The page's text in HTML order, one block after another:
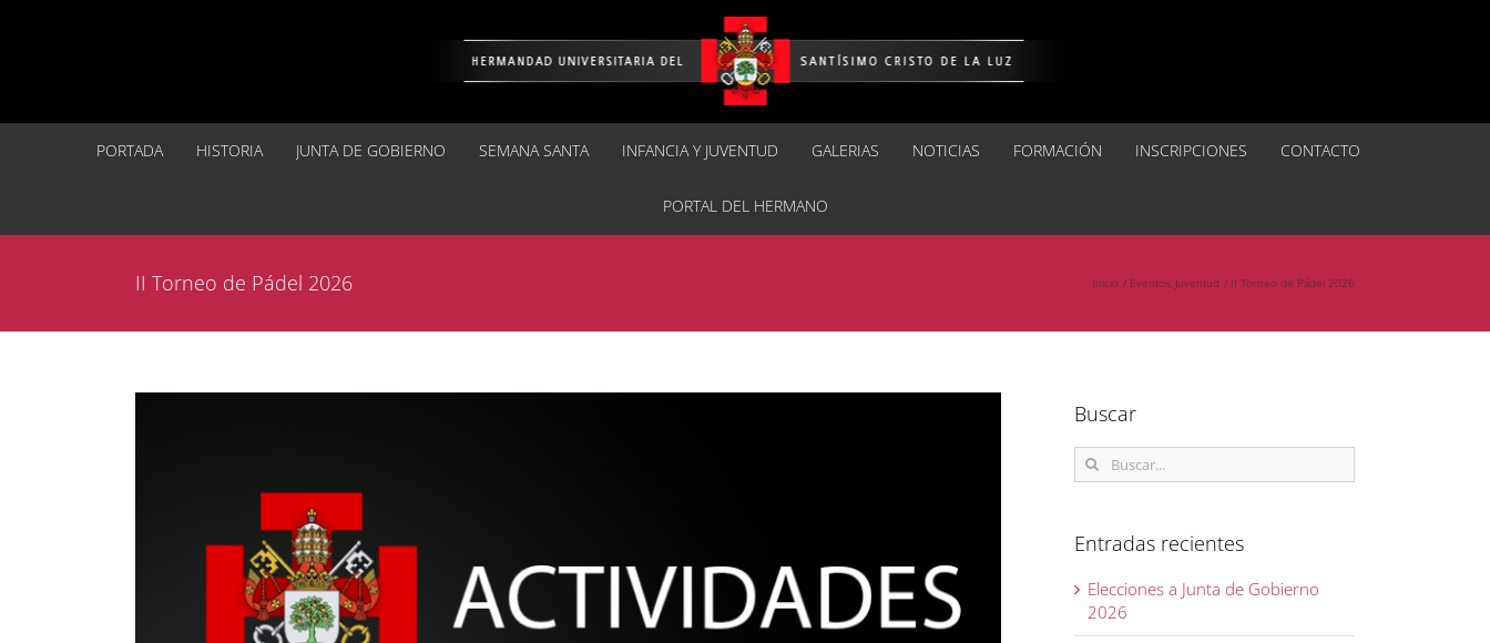
PORTADA HISTORIA JUNTA DE GOBIERNO SEMANA SANTA INFANCIA Y JUVENTUD GALERIAS NOTICIAS FORMACIÓN INSCRIPCIONES CONTACTO
PORTAL DEL HERMANO
II Torneo de Pádel 2026 Inicio Eventos Juventud II Torneo de Pádel 2026
Buscar
Buscar:
Entradas recientes
Elecciones a Junta de Gobierno
2026